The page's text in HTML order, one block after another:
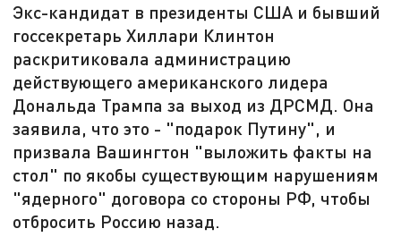
Экс-кандидат в президенты США и бывший
госсекретарь Хиллари Клинтон
раскритиковала администрацию
действующего американского лидера
Дональда Трампа за выход из ДРСМД. Она
заявила, что это - "подарок Путину", и
призвала Вашингтон "выложить факты на
стол" по якобы существующим нарушениям
"ядерного" договора со стороны РФ, чтобы
отбросить Россию назад.